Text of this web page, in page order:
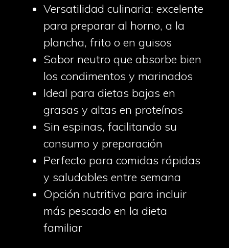
Versatilidad culinaria: excelente
para preparar al horno, a la
plancha, frito o en guisos
Sabor neutro que absorbe bien
los condimentos y marinados
Ideal para dietas bajas en
grasas y altas en proteínas
Sin espinas, facilitando su
consumo y preparación
Perfecto para comidas rápidas
y saludables entre semana
Opción nutritiva para incluir
más pescado en la dieta
familiar